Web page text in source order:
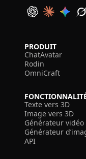
PRODUIT
ChatAvatar
Rodin
OmniCraft
Texte vers 3D
Image vers 3D
Générateur vidéo
Générateur
API